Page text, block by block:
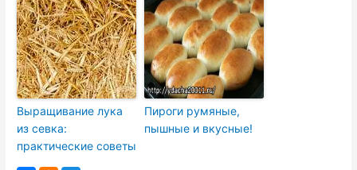
Выращивание лука
из севка:
практические советы
Пироги румяные,
пышные и вкусные!